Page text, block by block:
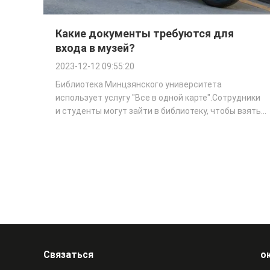
Какие документы требуются для
входа в музей?
2023-12-12 09:55:20
Библиотека Минцзянского университета
использует услугу "Все в одной карте".Сотрудники
и студенты могут зайти в библиотеку, чтобы взять
Связаться